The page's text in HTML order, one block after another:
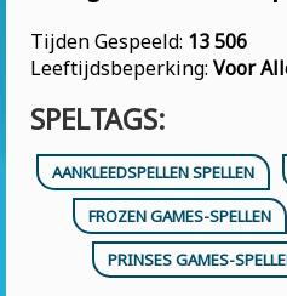
Tijden Gespeeld: 13 506
Leeftijdsbeperking: Voor
SPELTAGS:
AANKLEEDSPELLEN SPELLEN
FROZEN GAMES-SPELLEN
PRINSES GAMES-